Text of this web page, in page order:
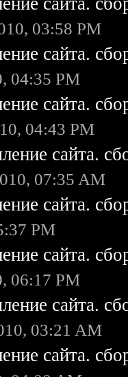
03:58 PM
сайта.
04:35 PM
сайта.
04:43 PM
сайта.
07:35 AM
сайта.
PM
сайта.
06:17 PM
сайта.
03:21 AM
сайта.